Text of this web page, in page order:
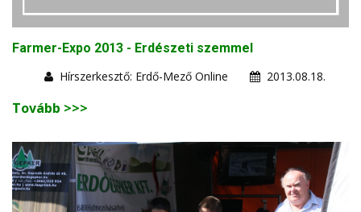
Farmer-Expo 2013 - Erdészeti szemmel
Hírszerkesztő: Erdő-Mező Online
2013.08.18.
Tovább >>>